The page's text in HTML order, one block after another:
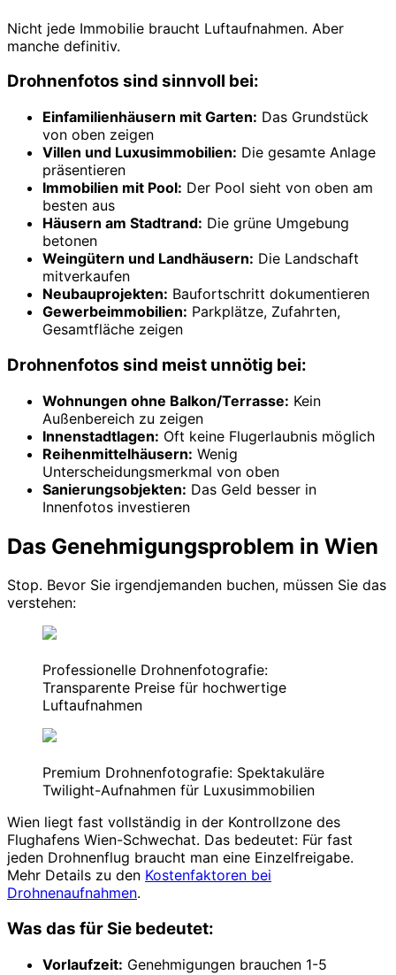
Nicht jede Immobilie braucht Luftaufnahmen. Aber
manche definitiv.
Drohnenfotos sind sinnvoll bei:
Einfamilienhäusern mit Garten: Das Grundstück
von oben zeigen
Villen und Luxusimmobilien: Die gesamte Anlage
präsentieren
Immobilien mit Pool: Der Pool sieht von oben am
besten aus
Häusern am Stadtrand: Die grüne Umgebung
betonen
Weingütern und Landhäusern: Die Landschaft
mitverkaufen
Neubauprojekten: Baufortschritt dokumentieren
Gewerbeimmobilien: Parkplätze, Zufahrten,
Gesamtfläche zeigen
Drohnenfotos sind meist unnötig bei:
Wohnungen ohne Balkon/Terrasse: Kein
Außenbereich zu zeigen
Innenstadtlagen: Oft keine Flugerlaubnis möglich
Reihenmittelhäusern: Wenig
Unterscheidungsmerkmal von oben
Sanierungsobjekten: Das Geld besser in
Innenfotos investieren
Das Genehmigungsproblem in Wien
Stop. Bevor Sie irgendjemanden buchen, müssen Sie das
verstehen:
Professionelle Drohnenfotografie:
Transparente Preise für hochwertige
Luftaufnahmen
Premium Drohnenfotografie: Spektakuläre
Twilight-Aufnahmen für Luxusimmobilien
Wien liegt fast vollständig in der Kontrollzone des
Flughafens Wien-Schwechat. Das bedeutet: Für fast
jeden Drohnenflug braucht man eine Einzelfreigabe.
Mehr Details zu den Kostenfaktoren bei
Drohnenaufnahmen.
Was das für Sie bedeutet:
Vorlaufzeit: Genehmigungen brauchen 1-5